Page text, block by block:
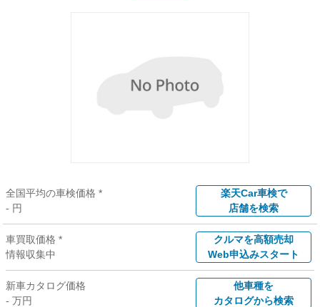
全国平均の車検価格 *
- 円
楽天Car車検で
店舗を検索
車買取価格 *
情報収集中
クルマを高額売却
Web申込みスタート
新車カタログ価格
- 万円
他車種を
カタログから検索